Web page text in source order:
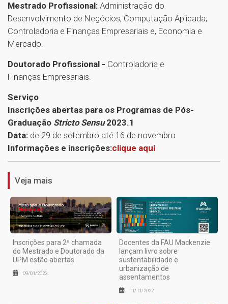
Mestrado Profissional: Administração do
Desenvolvimento de Negócios; Computação Aplicada;
Controladoria e Finanças Empresariais e, Economia e
Mercado.
Doutorado Profissional - Controladoria e
Finanças Empresariais.
Serviço
Inscrições abertas para os Programas de Pós-
Graduação Stricto Sensu2023.1
Data: de 29 de setembro até 16 de novembro
Informações e inscrições:clique aqui
Veja mais
Inscrições para 2ª chamada
do Mestrado e Doutorado da
UPM estão abertas
09/01/2023
Docentes da FAU Mackenzie
lançam livro sobre
sustentabilidade e
urbanização de
assentamentos
11/11/2022